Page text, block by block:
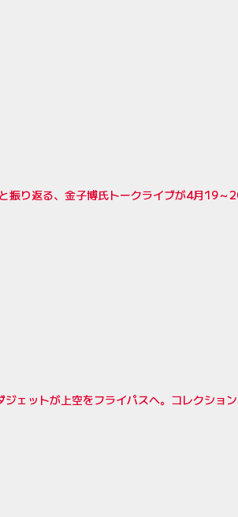
振り返る、金子博氏トークライブが4月19～
ェットが上空をフライパスへ。コレクショ